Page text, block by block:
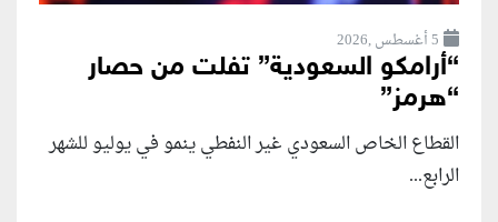
5 أغسطس ,2026
“أرامكو السعودية” تفلت من حصار
“هرمز”
القطاع الخاص السعودي غير النفطي ينمو في يوليو للشهر
الرابع...